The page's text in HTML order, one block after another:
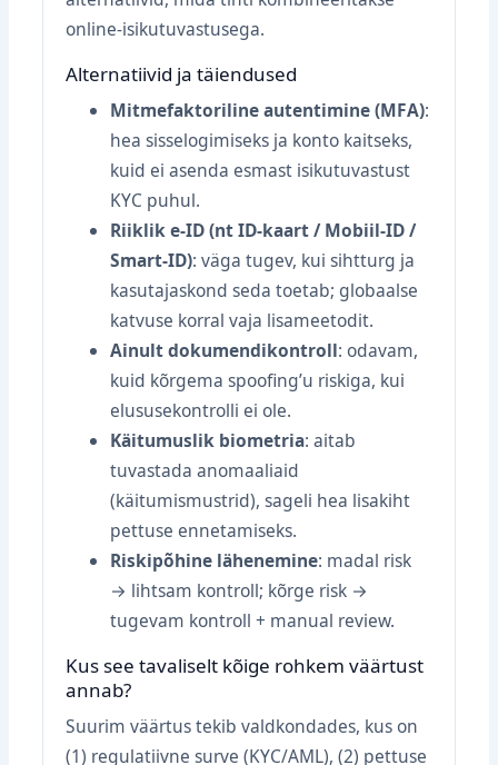
online‑isikutuvastusega.
Alternatiivid ja täiendused
Mitmefaktoriline autentimine (MFA):
hea sisselogimiseks ja konto kaitseks,
kuid ei asenda esmast isikutuvastust
KYC puhul.
Riiklik e‑ID (nt ID‑kaart / Mobiil‑ID /
Smart‑ID): väga tugev, kui sihtturg ja
kasutajaskond seda toetab; globaalse
katvuse korral vaja lisameetodit.
Ainult dokumendikontroll: odavam,
kuid kõrgema spoofing’u riskiga, kui
elususekontrolli ei ole.
Käitumuslik biometria: aitab
tuvastada anomaaliaid
(käitumismustrid), sageli hea lisakiht
pettuse ennetamiseks.
Riskipõhine lähenemine: madal risk
→ lihtsam kontroll; kõrge risk →
tugevam kontroll + manual review.
Kus see tavaliselt kõige rohkem väärtust
annab?
Suurim väärtus tekib valdkondades, kus on
(1) regulatiivne surve (KYC/AML), (2) pettuse